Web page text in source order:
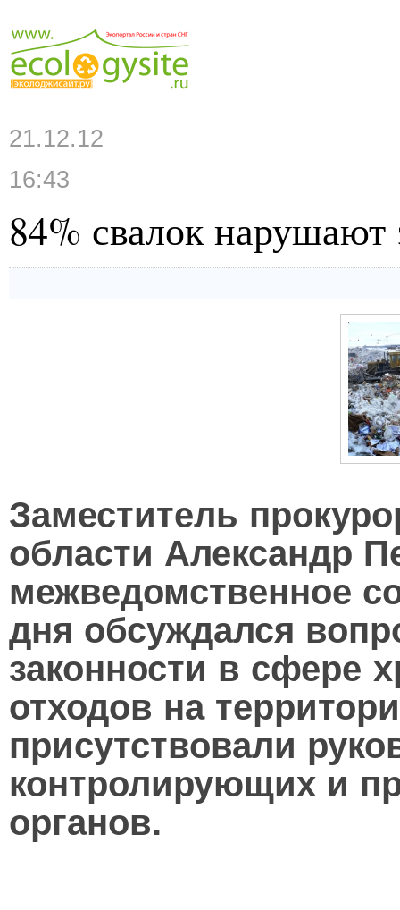
21.12.12
16:43
84% свалок
Заместитель
области Александр
межведомственное
дня обсуждался
законности в сфере
отходов на
присутствовали
контролирующих и
органов.